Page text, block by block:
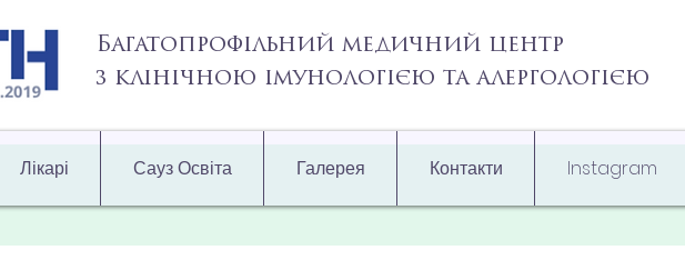
Лікарі Сауз Освіта Галерея Контакти Instagram
Багатопрофільний медичний центр
з клінічною імунологією та алергологією